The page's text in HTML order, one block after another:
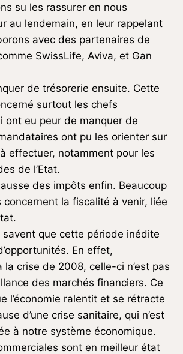
su les rassurer en nous
au lendemain, en leur rappelant
avec des partenaires de
SwissLife, Aviva, et Gan
de trésorerie ensuite. Cette
surtout les chefs
ont eu peur de manquer de
ont pu les orienter sur
effectuer, notamment pour les
de l’Etat.
des impôts enfin. Beaucoup
concernent la fiscalité à venir, liée
savent que cette période inédite
En effet,
la crise de 2008, celle-ci n’est pas
des marchés financiers. Ce
l’économie ralentit et se rétracte
d’une crise sanitaire, qui n’est
à notre système économique.
sont en meilleur état